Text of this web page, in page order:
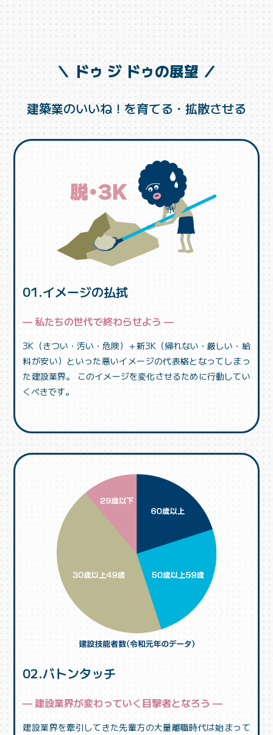
＼ ドゥ ジ ドゥの展望 ／
建築業のいいね！を育てる・拡散させる
01.イメージの払拭
— 私たちの世代で終わらせよう —
3K（きつい・汚い・危険）＋新3K（帰れない・厳しい・給
料が安い）といった悪いイメージの代表格となってしまっ
た建設業界。 このイメージを変化させるために行動してい
くべきです。
02.バトンタッチ
— 建設業界が変わっていく目撃者となろう —
建設業界を牽引してきた先輩方の大量離職時代は始まって